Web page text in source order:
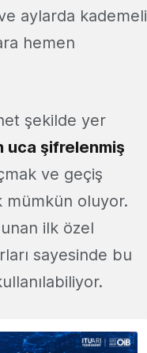
aylarda kademeli
hemen
şekilde yer
uca şifrelenmiş
ve geçiş
mümkün oluyor.
ilk özel
sayesinde bu